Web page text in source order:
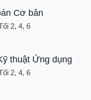
Cơ bản
2, 4, 6
thuật Ứng dụng
2, 4, 6